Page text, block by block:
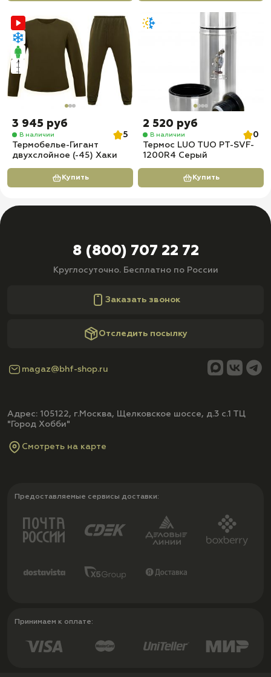
3 945 руб
В наличии
5
Термобелье-Гигант
двухслойное (-45) Хаки
Купить
2 520 руб
В наличии
0
Термос LUO TUO PT-SVF-
1200R4 Серый
Купить
8 (800) 707 22 72
Круглосуточно. Бесплатно по России
Заказать звонок
Отследить посылку
magaz@bhf-shop.ru
Адрес: 105122, г.Москва, Щелковское шоссе, д.3 с.1 ТЦ
"Город Хобби"
Смотреть на карте
Предоставляемые сервисы доставки:
Принимаем к оплате: